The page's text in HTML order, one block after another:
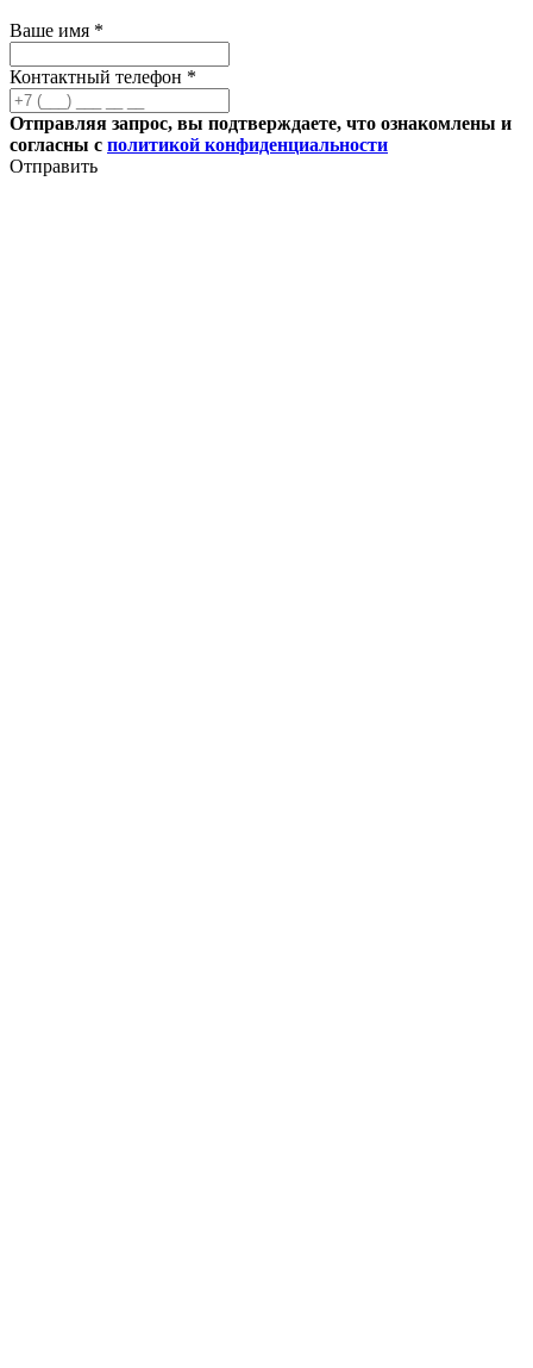
Ваше имя *
Контактный телефон *
Отправляя запрос, вы подтверждаете, что ознакомлены и
согласны с политикой конфиденциальности
Отправить